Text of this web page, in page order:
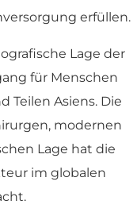
erfüllen.
Lage der
für Menschen
Teilen Asiens. Die
modernen
Lage hat die
im globalen